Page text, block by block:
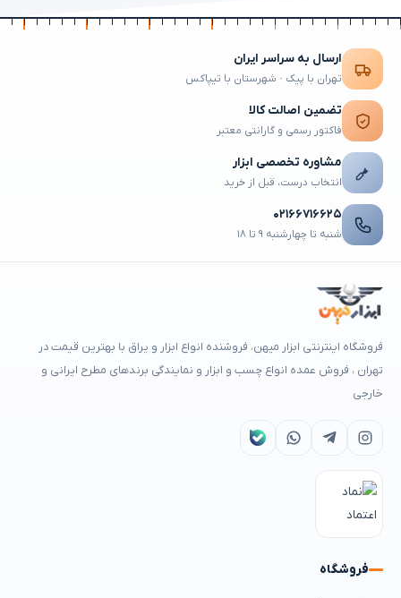
ارسال به سراسر ایران
تهران با پیک · شهرستان با تیپاکس
تضمین اصالت کالا
فاکتور رسمی و گارانتی معتبر
مشاوره تخصصی ابزار
انتخاب درست، قبل از خرید
۰۲۱۶۶۷۱۶۶۲۵
شنبه تا چهارشنبه ۹ تا ۱۸
فروشگاه اینترنتی ابزار میهن، فروشنده انواع ابزار و یراق با بهترین قیمت در
تهران ، فروش عمده انواع چسب و ابزار و نمایندگی برندهای مطرح ایرانی و
خارجی
فروشگاه